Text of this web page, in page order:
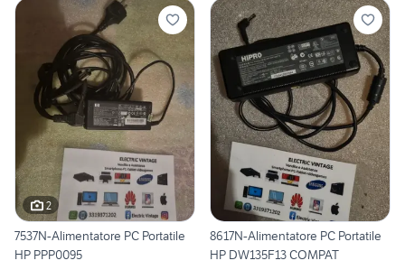
2
7537N-Alimentatore PC Portatile
HP PPP0095
8617N-Alimentatore PC Portatile
HP DW135F13 COMPAT